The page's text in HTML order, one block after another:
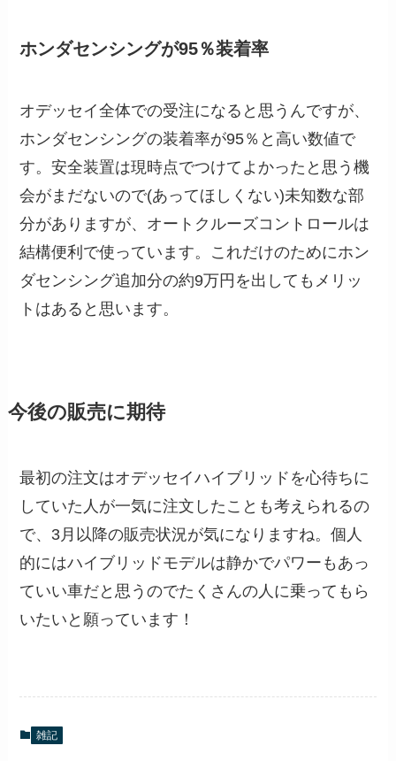
ホンダセンシングが95％装着率
オデッセイ全体での受注になると思うんですが、
ホンダセンシングの装着率が95％と高い数値で
す。安全装置は現時点でつけてよかったと思う機
会がまだないので(あってほしくない)未知数な部
分がありますが、オートクルーズコントロールは
結構便利で使っています。これだけのためにホン
ダセンシング追加分の約9万円を出してもメリッ
トはあると思います。
今後の販売に期待
最初の注文はオデッセイハイブリッドを心待ちに
していた人が一気に注文したことも考えられるの
で、3月以降の販売状況が気になりますね。個人
的にはハイブリッドモデルは静かでパワーもあっ
ていい車だと思うのでたくさんの人に乗ってもら
いたいと願っています！
雑記